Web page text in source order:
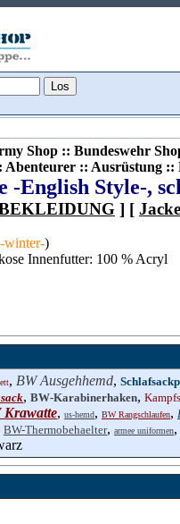
Shop :: Bundeswehr
:: Ausrüstung ::
-English Style-,
] [
winter-)
Innenfutter: 100 % Acryl
, BW Ausgehhemd,
, BW-Karabinerhaken,
Krawatte, us-hemd, BW Rangschlaufen,
BW-Thermobehaelter, armee uniformen,